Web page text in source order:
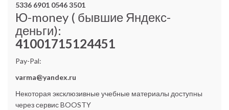
5336 6901 0546 3501
Ю-money ( бывшие Яндекс-
деньги):
41001715124451
Pay-Pal:
varma@yandex.ru
Некоторая эксклюзивные учебные материалы доступны
через сервис BOOSTY